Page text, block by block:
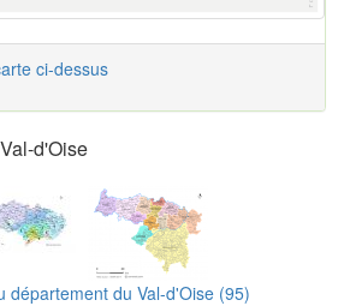
ci-dessus
d'Oise
département du Val-d'Oise (95)